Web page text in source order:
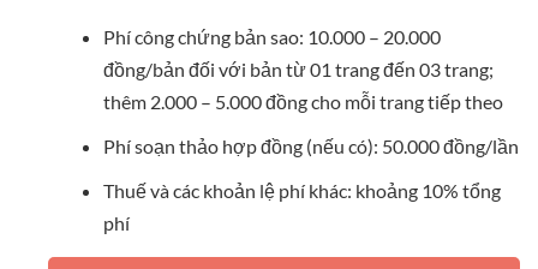
Phí công chứng bản sao: 10.000 – 20.000
đồng/bản đối với bản từ 01 trang đến 03 trang;
thêm 2.000 – 5.000 đồng cho mỗi trang tiếp theo
Phí soạn thảo hợp đồng (nếu có): 50.000 đồng/lần
Thuế và các khoản lệ phí khác: khoảng 10% tổng
phí